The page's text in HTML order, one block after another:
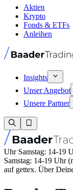
Aktien
Krypto
Fonds & ETFs
Anleihen
Insights
Unser Angebot
Unsere Partner
Uhr Samstag: 14-19
Samstag: 14-19 Uhr
auf gettex. Über